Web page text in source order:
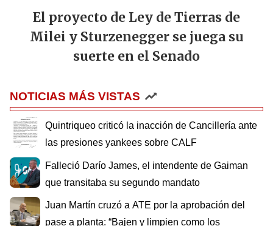
El proyecto de Ley de Tierras de
Milei y Sturzenegger se juega su
suerte en el Senado
NOTICIAS MÁS VISTAS
Quintriqueo criticó la inacción de Cancillería ante
las presiones yankees sobre CALF
Falleció Darío James, el intendente de Gaiman
que transitaba su segundo mandato
Juan Martín cruzó a ATE por la aprobación del
pase a planta: “Bajen y limpien como los